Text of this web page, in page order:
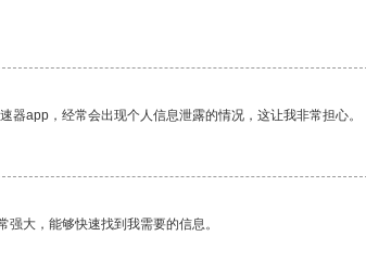
app，经常会出现个人信息泄露的情况，这让我非常担心。
大，能够快速找到我需要的信息。